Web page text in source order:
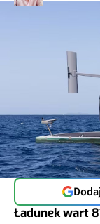
Ładunek wart